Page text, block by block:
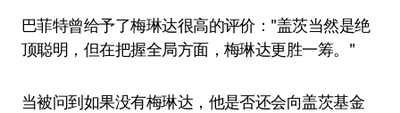
巴菲特曾给予了梅琳达很高的评价："盖茨当然是绝
顶聪明，但在把握全局方面，梅琳达更胜一筹。"
当被问到如果没有梅琳达，他是否还会向盖茨基金